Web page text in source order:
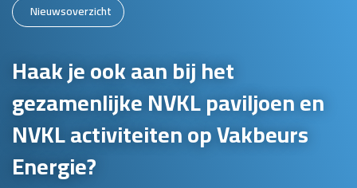
Nieuwsoverzicht
Haak je ook aan bij het
gezamenlijke NVKL paviljoen en
NVKL activiteiten op Vakbeurs
Energie?